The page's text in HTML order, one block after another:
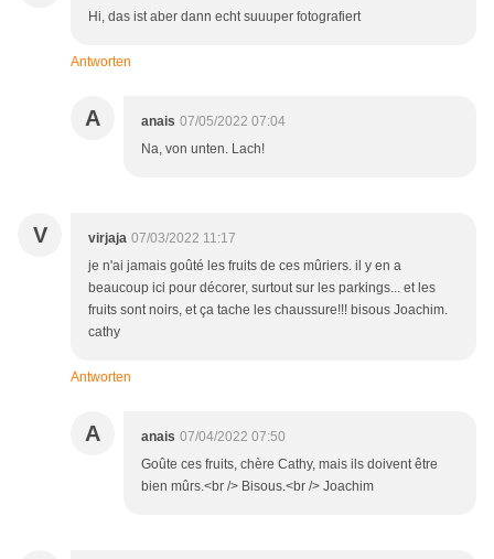
Hi, das ist aber dann echt suuuper fotografiert
Antworten
A anais 07/05/2022 07:04
Na, von unten. Lach!
V virjaja 07/03/2022 11:17
je n'ai jamais goûté les fruits de ces mûriers. il y en a
beaucoup ici pour décorer, surtout sur les parkings... et les
fruits sont noirs, et ça tache les chaussure!!! bisous Joachim.
cathy
Antworten
A anais 07/04/2022 07:50
Goûte ces fruits, chère Cathy, mais ils doivent être
bien mûrs.<br /> Bisous.<br /> Joachim